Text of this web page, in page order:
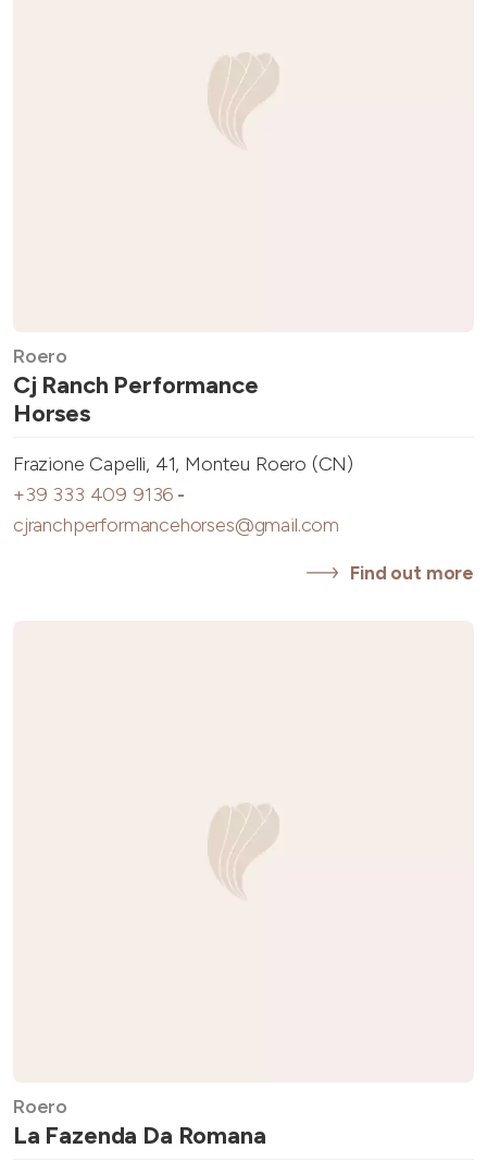
Roero
Cj Ranch Performance
Horses
Frazione Capelli, 41, Monteu Roero (CN)
+39 333 409 9136 -
cjranchperformancehorses@gmail.com
Find out more
Roero
La Fazenda Da Romana